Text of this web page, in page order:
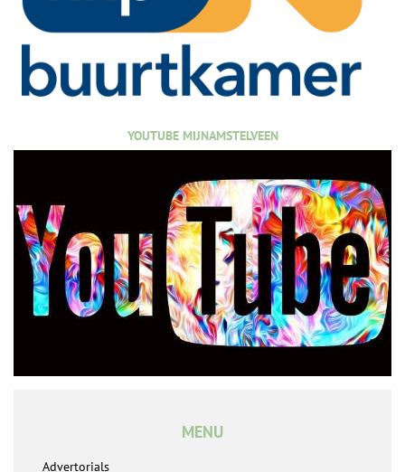
YOUTUBE MIJNAMSTELVEEN
MENU
Advertorials